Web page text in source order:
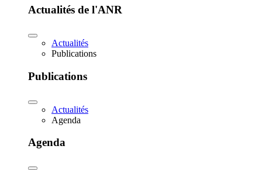
Actualités de l'ANR
Actualités
Publications
Publications
Actualités
Agenda
Agenda